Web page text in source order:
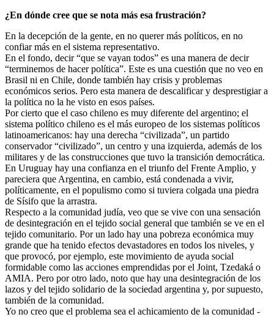
¿En dónde cree que se nota más esa frustración?
En la decepción de la gente, en no querer más políticos, en no
confiar más en el sistema representativo.
En el fondo, decir “que se vayan todos” es una manera de decir
“terminemos de hacer política”. Este es una cuestión que no veo en
Brasil ni en Chile, donde también hay crisis y problemas
económicos serios. Pero esta manera de descalificar y desprestigiar a
la política no la he visto en esos países.
Por cierto que el caso chileno es muy diferente del argentino; el
sistema político chileno es el más europeo de los sistemas políticos
latinoamericanos: hay una derecha “civilizada”, un partido
conservador “civilizado”, un centro y una izquierda, además de los
militares y de las construcciones que tuvo la transición democrática.
En Uruguay hay una confianza en el triunfo del Frente Amplio, y
pareciera que Argentina, en cambio, está condenada a vivir,
políticamente, en el populismo como si tuviera colgada una piedra
de Sísifo que la arrastra.
Respecto a la comunidad judía, veo que se vive con una sensación
de desintegración en el tejido social general que también se ve en el
tejido comunitario. Por un lado hay una pobreza económica muy
grande que ha tenido efectos devastadores en todos los niveles, y
que provocó, por ejemplo, este movimiento de ayuda social
formidable como las acciones emprendidas por el Joint, Tzedaká o
AMIA. Pero por otro lado, noto que hay una desintegración de los
lazos y del tejido solidario de la sociedad argentina y, por supuesto,
también de la comunidad.
Yo no creo que el problema sea el achicamiento de la comunidad -